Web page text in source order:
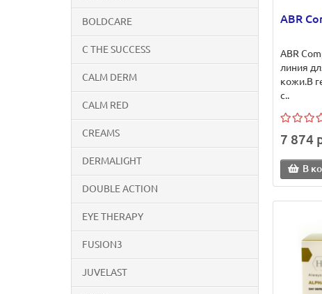
BOLDCARE
C THE SUCCESS
CALM DERM
CALM RED
CREAMS
DERMALIGHT
DOUBLE ACTION
EYE THERAPY
FUSION3
JUVELAST
ABR
ABR
линия
кожи.В
с..
7 874
В